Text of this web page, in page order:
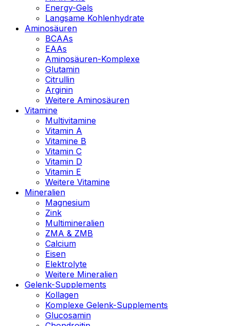
Energy-Gels
Langsame Kohlenhydrate
Aminosäuren
BCAAs
EAAs
Aminosäuren-Komplexe
Glutamin
Citrullin
Arginin
Weitere Aminosäuren
Vitamine
Multivitamine
Vitamin A
Vitamine B
Vitamin C
Vitamin D
Vitamin E
Weitere Vitamine
Mineralien
Magnesium
Zink
Multimineralien
ZMA & ZMB
Calcium
Eisen
Elektrolyte
Weitere Mineralien
Gelenk-Supplements
Kollagen
Komplexe Gelenk-Supplements
Glucosamin